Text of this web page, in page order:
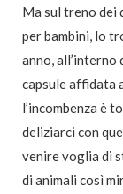
Ma sul treno dei
per bambini, lo
anno, all’interno
capsule affidata
l’incombenza è
deliziarci con
venire voglia di
di animali così